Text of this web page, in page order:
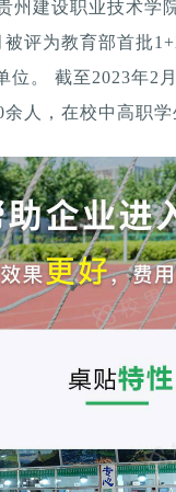
州建设职业技术学
评为教育部首批
位。 截至2023年2
人，在校中高职学